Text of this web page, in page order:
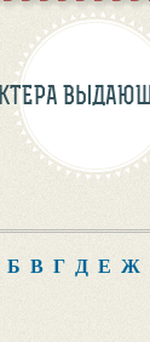
Б В Г Д Е Ж